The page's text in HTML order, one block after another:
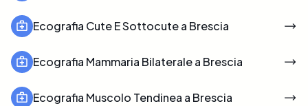
Ecografia Cute E Sottocute a Brescia
Ecografia Mammaria Bilaterale a Brescia
Ecografia Muscolo Tendinea a Brescia